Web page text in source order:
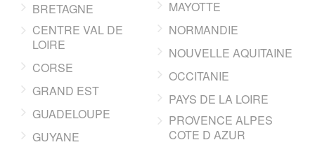
BRETAGNE
CENTRE VAL DE
LOIRE
CORSE
GRAND EST
GUADELOUPE
GUYANE
MAYOTTE
NORMANDIE
NOUVELLE AQUITAINE
OCCITANIE
PAYS DE LA LOIRE
PROVENCE ALPES
COTE D AZUR